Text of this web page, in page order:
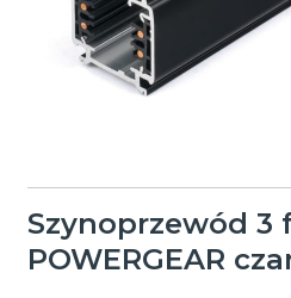
Szynoprzewód 3
POWERGEAR